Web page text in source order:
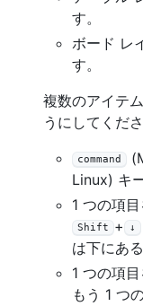
す。
ボード レ
す。
複数のアイテ
うにしてくださ
command
Linux) キ
1 つの項
Shift + ↓
は下にあ
1 つの項
もう 1 つ